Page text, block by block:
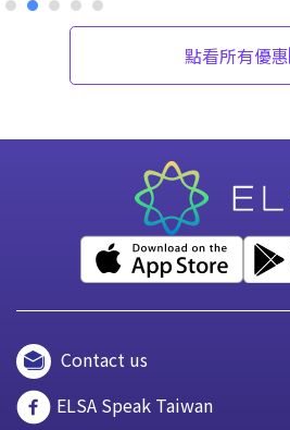
點看所有優惠
Contact us
ELSA Speak Taiwan